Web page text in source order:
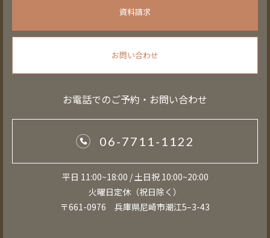
資料請求
お問い合わせ
お電話でのご予約・お問い合わせ
06-7711-1122
平日 11:00~18:00 / 土日祝 10:00~20:00
火曜日定休（祝日除く）
〒661-0976 兵庫県尼崎市潮江5–3-43